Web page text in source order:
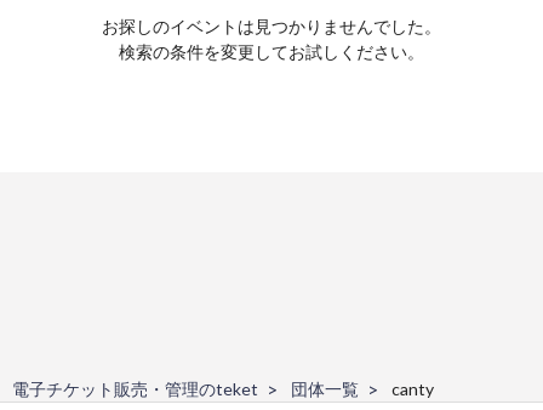
お探しのイベントは見つかりませんでした。
検索の条件を変更してお試しください。
電子チケット販売・管理のteket 団体一覧 canty